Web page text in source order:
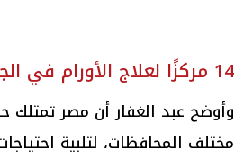
14 مركزًا لعلاج الأورام في الجمهورية
مختلف المحافظات، لتلبية